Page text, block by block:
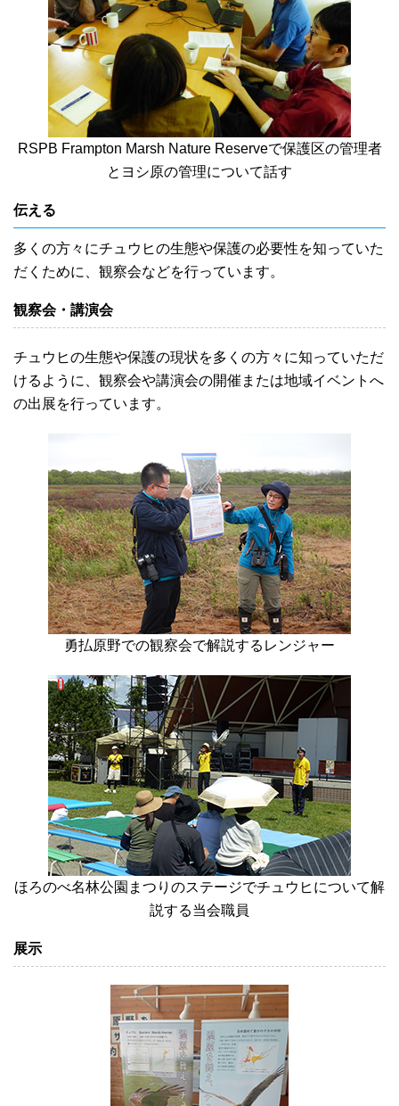
RSPB Frampton Marsh Nature Reserveで保護区の管理者
とヨシ原の管理について話す
伝える
多くの方々にチュウヒの生態や保護の必要性を知っていた
だくために、観察会などを行っています。
観察会・講演会
チュウヒの生態や保護の現状を多くの方々に知っていただ
けるように、観察会や講演会の開催または地域イベントへ
の出展を行っています。
勇払原野での観察会で解説するレンジャー
ほろのべ名林公園まつりのステージでチュウヒについて解
説する当会職員
展示